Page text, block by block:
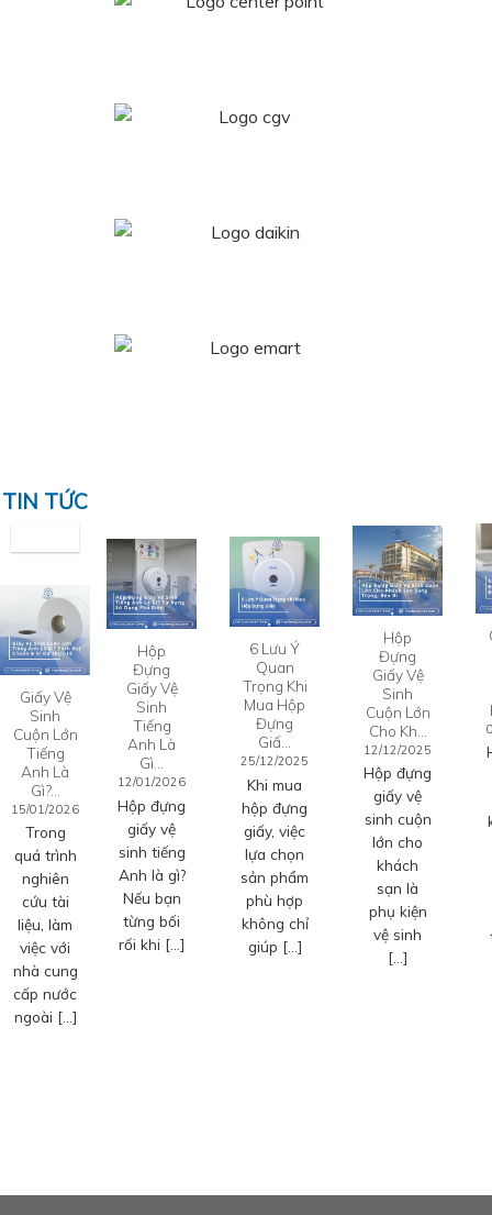
TIN TỨC
Giấy Vệ
Sinh
Cuộn Lớn
Tiếng
Anh Là
Gì?…
15/01/2026
Trong
quá trình
nghiên
cứu tài
liệu, làm
việc với
nhà cung
cấp nước
ngoài […]
Hộp
Đựng
Giấy Vệ
Sinh
Tiếng
Anh Là
Gì…
12/01/2026
Hộp đựng
giấy vệ
sinh tiếng
Anh là gì?
Nếu bạn
từng bối
rối khi […]
6 Lưu Ý
Quan
Trọng Khi
Mua Hộp
Đựng
Giấ…
25/12/2025
Khi mua
hộp đựng
giấy, việc
lựa chọn
sản phẩm
phù hợp
không chỉ
giúp […]
Hộp
Đựng
Giấy Vệ
Sinh
Cuộn Lớn
Cho Kh…
12/12/2025
Hộp đựng
giấy vệ
sinh cuộn
lớn cho
khách
sạn là
phụ kiện
vệ sinh
[…]